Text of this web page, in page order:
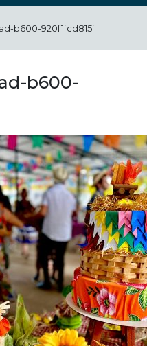
b600-920f1fcd815f
b600-